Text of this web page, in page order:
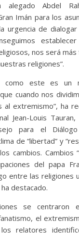
alegado Abdel
Imán para los
urgencia de
nos será más
religiones”.
como este es un
cuando nos
al extremismo”, ha
Jean-Louis
para el
de “libertad” y
cambios. Cambios
del papa
entre las religiones
destacado.
se centraron
el
relatores